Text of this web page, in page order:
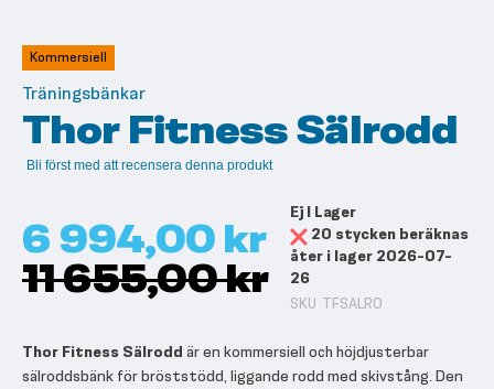
av
bildgalleriet
Kommersiell
Träningsbänkar
Thor Fitness Sälrodd
Bli först med att recensera denna produkt
6 994,00 kr
11 655,00 kr
Ej I Lager
20 stycken beräknas
åter i lager 2026-07-
26
SKU TFSALRO
Thor Fitness Sälrodd är en kommersiell och höjdjusterbar
sälroddsbänk för bröststödd, liggande rodd med skivstång. Den